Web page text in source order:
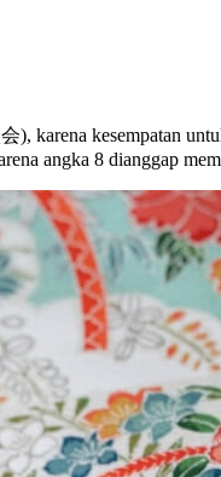
kesempatan
angka 8 dianggap